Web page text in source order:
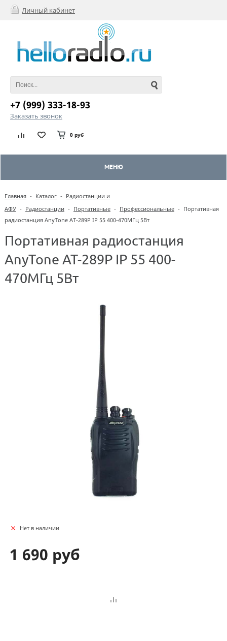
Личный кабинет
+7 (999) 333-18-93
Заказать звонок
0 руб
МЕНЮ
Главная - Каталог - Радиостанции и
АФУ - Радиостанции - Портативные - Профессиональные - Портативная
радиостанция AnyTone AT-289P IP 55 400-470МГц 5Вт
Портативная радиостанция
AnyTone AT-289P IP 55 400-
470МГц 5Вт
Нет в наличии
1 690 руб